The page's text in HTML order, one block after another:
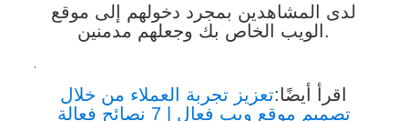
لدى المشاهدين بمجرد دخولهم إلى موقع
الويب الخاص بك وجعلهم مدمنين.
.
اقرأ أيضًا:تعزيز تجربة العملاء من خلال
تصميم موقع ويب فعال | 7 نصائح فعالة